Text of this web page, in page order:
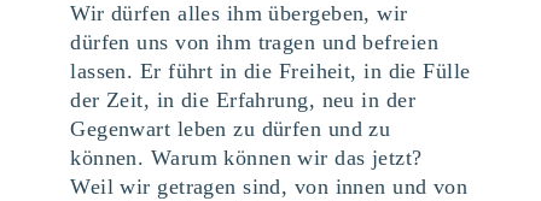
Wir dürfen alles ihm übergeben, wir
dürfen uns von ihm tragen und befreien
lassen. Er führt in die Freiheit, in die Fülle
der Zeit, in die Erfahrung, neu in der
Gegenwart leben zu dürfen und zu
können. Warum können wir das jetzt?
Weil wir getragen sind, von innen und von